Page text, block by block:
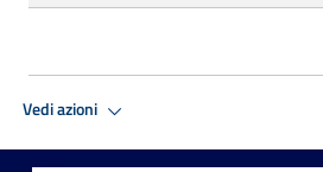
Vedi azioni